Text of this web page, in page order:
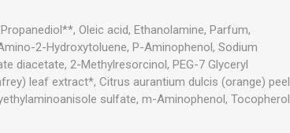
Oleic acid, Ethanolamine, Parfum,
2-Hydroxytoluene, P-Aminophenol, Sodium
diacetate, 2-Methylresorcinol, PEG-7 Glyceryl
leaf extract*, Citrus aurantium dulcis (orange) peel
sulfate, m-Aminophenol, Tocopherol